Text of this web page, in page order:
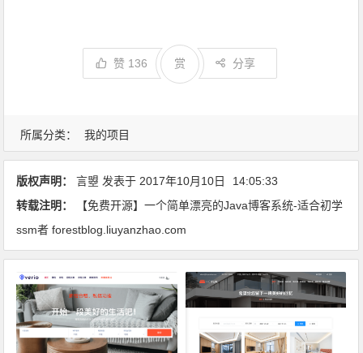
赞 136 分享
赏
所属分类： 我的项目
版权声明： 言曌 发表于 2017年10月10日
14:05:33
转载注明：
【免费开源】一个简单漂亮的Java博客系统-适合初学
ssm者 forestblog.liuyanzhao.com